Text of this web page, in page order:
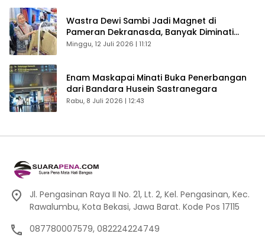
Wastra Dewi Sambi Jadi Magnet di
Pameran Dekranasda, Banyak Diminati
Pengunjung
Minggu, 12 Juli 2026 | 11:12
Enam Maskapai Minati Buka Penerbangan
dari Bandara Husein Sastranegara
Rabu, 8 Juli 2026 | 12:43
Jl. Pengasinan Raya II No. 21, Lt. 2, Kel. Pengasinan, Kec.
Rawalumbu, Kota Bekasi, Jawa Barat. Kode Pos 17115
087780007579, 082224224749